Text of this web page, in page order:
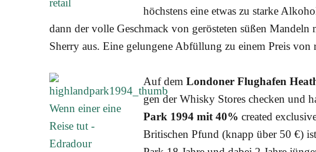
höchs­tens eine etwas zu star­ke
dann der vol­le Geschmack von gerös­te­ten süßen
Sher­ry aus. Eine gelun­ge­ne Abfül­lung zu einem Preis von
Auf dem Lon­do­ner Flug­ha­fen
gen der Whis­ky Stores che­cken und
Park 1994 mit 40% crea­ted
Bri­ti­schen Pfund (knapp über 50 €)